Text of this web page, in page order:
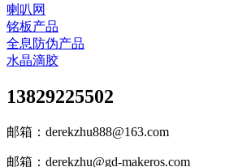
喇叭网
铭板产品
全息防伪产品
水晶滴胶
13829225502
邮箱：derekzhu888@163.com
邮箱：derekzhu@gd-makeros.com